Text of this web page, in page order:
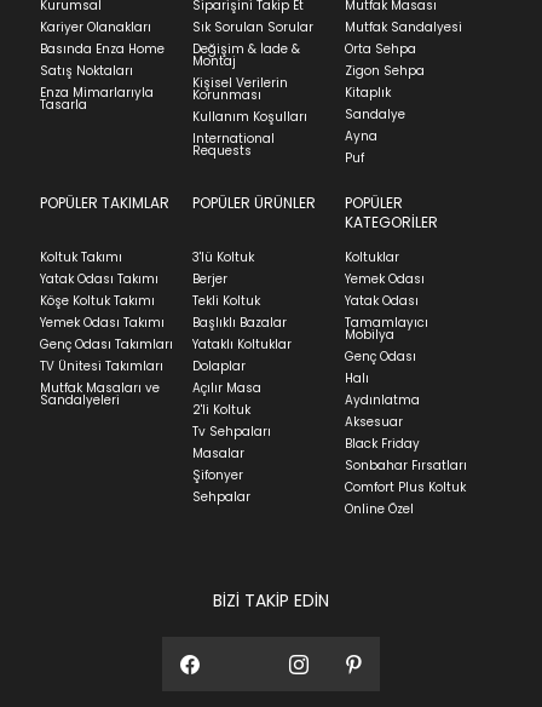
35x50 Kırlent: 1 Adet
Oturum Ölçüleri GxDxY(mm) :
1820x570x480
Bu ürünü evinize alırken dikkat edilmesi gereken durumlar için
Ürünü iade etmek için, orijinal kutusuyla ve
faturasıyla birlikte göndermelisiniz.
İadenizin kabul edilmesi için, ürünün hasar
görmemiş, kurulumunun yapılmamış ve
kullanılmamış olması gerekmektedir.
İade ve Değişim bölümünü ziyaret ediniz.
Teslimat
Ev tekstili siparişlerinizin kargoya verilme süresi
ortalama 5-24 iş günüdür.
Yatak siparişlerinizin teslim süresi yaşadığınız şehre
ve ürünün stok durumuna göre ortalama 5-24 iş
günüdür.
Panel ve Döşeme grubu ürün siparişlerinizin teslim
süresi yaşadığınız şehre ve ürünün stok durumuna
göre ortalama 30-45 iş günüdür.
Siparişlerim bölümünden sürecinizi takip edebilirsiniz.
Sıkça Sorulan Sorularbölümünü ziyaret
Kurumsal
Kariyer Olanakları
Basında Enza Home
Satış Noktaları
Enza Mimarlarıyla
Tasarla
Siparişini Takip Et
Sık Sorulan Sorular
Değişim & İade &
Montaj
Kişisel Verilerin
Korunması
Kullanım Koşulları
International
Requests
Mutfak Masası
Mutfak Sandalyesi
Orta Sehpa
Zigon Sehpa
Kitaplık
Sandalye
Ayna
Puf
POPÜLER TAKIMLAR
Koltuk Takımı
Yatak Odası Takımı
Köşe Koltuk Takımı
Yemek Odası Takımı
Genç Odası Takımları
TV Ünitesi Takımları
Mutfak Masaları ve
Sandalyeleri
POPÜLER ÜRÜNLER
3'lü Koltuk
Berjer
Tekli Koltuk
Başlıklı Bazalar
Yataklı Koltuklar
Dolaplar
Açılır Masa
2'li Koltuk
Tv Sehpaları
Masalar
Şifonyer
Sehpalar
POPÜLER
KATEGORİLER
Koltuklar
Yemek Odası
Yatak Odası
Tamamlayıcı
Mobilya
Genç Odası
Halı
Aydınlatma
Aksesuar
Black Friday
Sonbahar Fırsatları
Comfort Plus Koltuk
Online Özel
BİZİ TAKİP EDİN